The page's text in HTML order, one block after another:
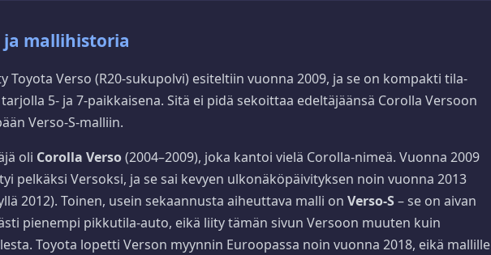
ja mallihistoria
Toyota Verso (R20-sukupolvi) esiteltiin vuonna 2009, ja se on kompakti tila-
5- ja 7-paikkaisena. Sitä ei pidä sekoittaa edeltäjäänsä Corolla Versoon
Verso-S-malliin.
oli Corolla Verso(2004–2009), joka kantoi vielä Corolla-nimeä. Vuonna 2009
pelkäksi Versoksi, ja se sai kevyen ulkonäköpäivityksen noin vuonna 2013
2012). Toinen, usein sekaannusta aiheuttava malli on Verso-S– se on aivan
pienempi pikkutila-auto, eikä liity tämän sivun Versoon muuten kuin
Toyota lopetti Verson myynnin Euroopassa noin vuonna 2018, eikä mallille